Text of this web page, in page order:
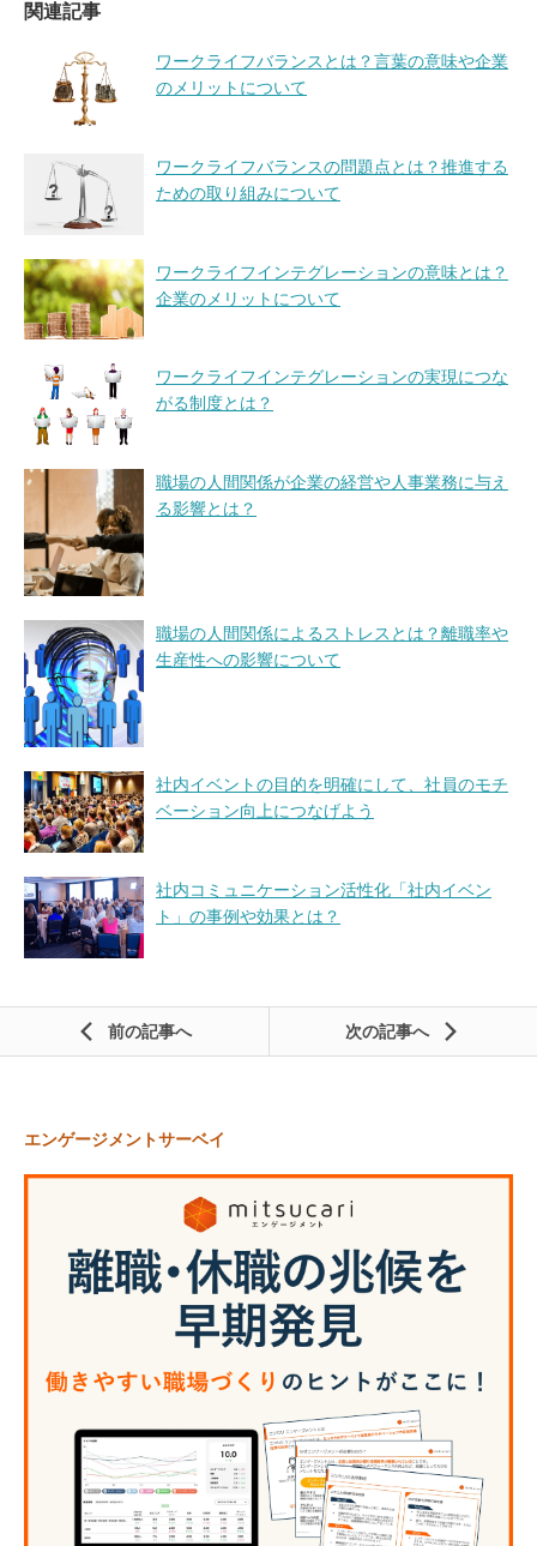
関連記事
ワークライフバランスとは？言葉の意味や企業
のメリットについて
ワークライフバランスの問題点とは？推進する
ための取り組みについて
ワークライフインテグレーションの意味とは？
企業のメリットについて
ワークライフインテグレーションの実現につな
がる制度とは？
職場の人間関係が企業の経営や人事業務に与え
る影響とは？
職場の人間関係によるストレスとは？離職率や
生産性への影響について
社内イベントの目的を明確にして、社員のモチ
ベーション向上につなげよう
社内コミュニケーション活性化「社内イベン
ト」の事例や効果とは？
前の記事 次の記事
エンゲージメントサーベイ